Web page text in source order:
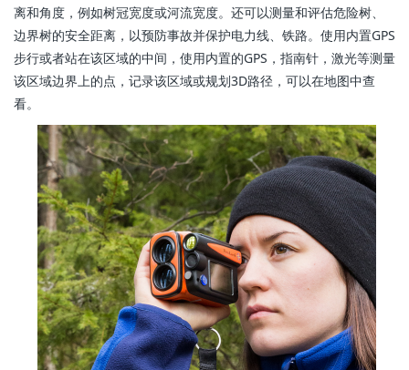
离和角度，例如树冠宽度或河流宽度。还可以测量和评估危险树、
边界树的安全距离，以预防事故并保护电力线、铁路。使用内置GPS
步行或者站在该区域的中间，使用内置的GPS，指南针，激光等测量
该区域边界上的点，记录该区域或规划3D路径，可以在地图中查
看。